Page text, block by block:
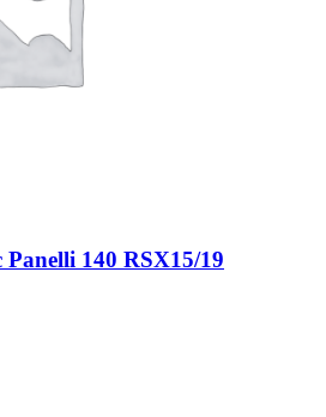
140 RSX15/19